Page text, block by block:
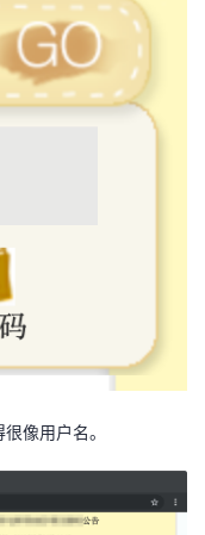
像用户名。